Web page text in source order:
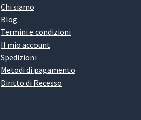
Chi siamo
Blog
Termini e condizioni
Il mio account
Spedizioni
Metodi di pagamento
Diritto di Recesso